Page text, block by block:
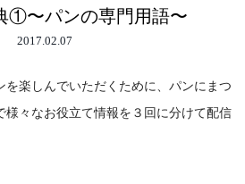
①〜パンの専門用語〜
2017.02.07
を楽しんでいただくために、パンにまつ
様々なお役立て情報を３回に分けて配信